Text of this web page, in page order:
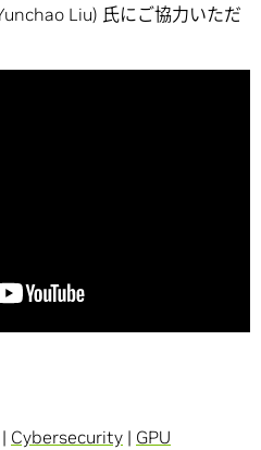
Liu) 氏にご協力いただ
| Cybersecurity | GPU